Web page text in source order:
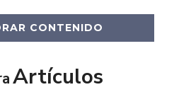
CONTENIDO
Artículos